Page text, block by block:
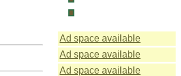
Ad space available
Ad space available
Ad space available